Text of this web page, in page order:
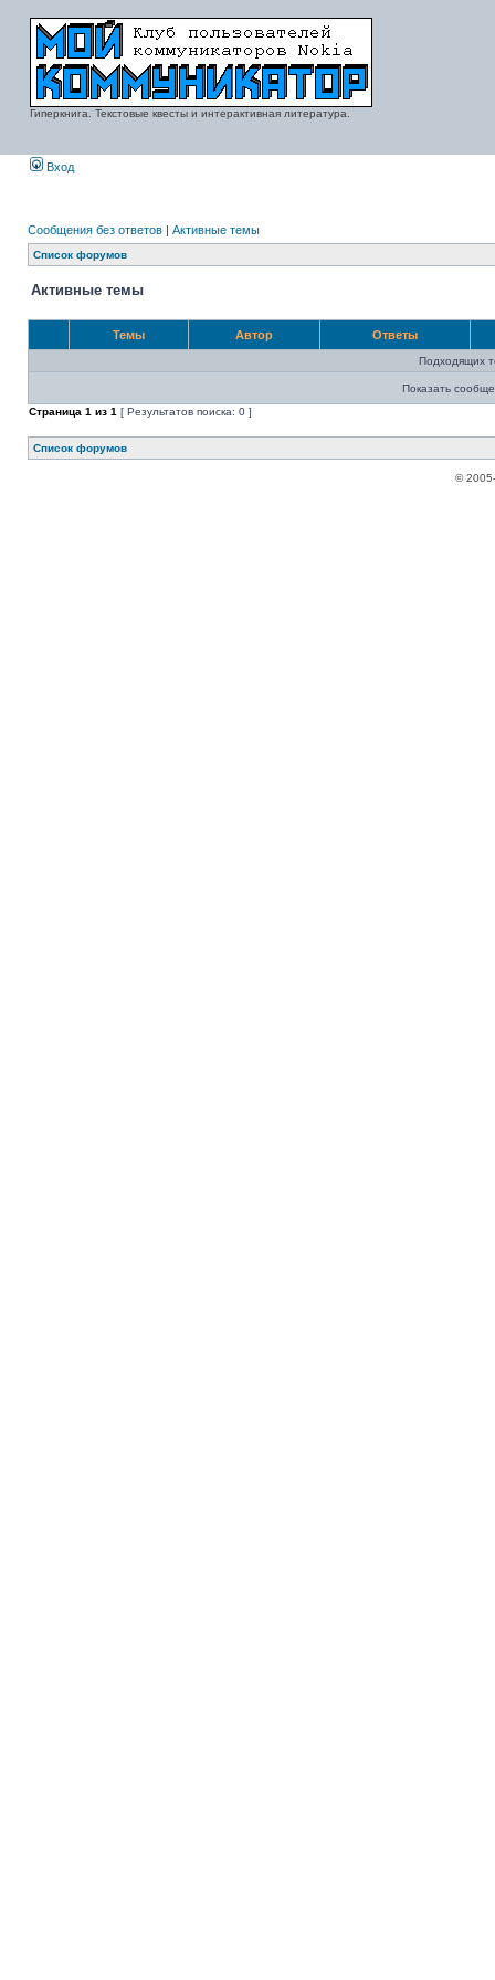
Гиперкнига. Текстовые квесты и интерактивная литература.
Вход
Сообщения без ответов | Активные темы
Список форумов
Активные темы
Темы Автор Ответы
Подходящих
Показать
Страница 1 из 1 [ Результатов поиска: 0 ]
Список форумов
©